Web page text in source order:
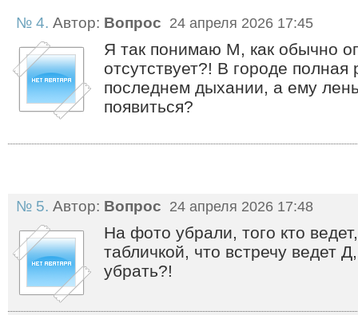
№ 4. Автор: Вопрос 24 апреля 2026 17:45
Я так понимаю М, как обычно
отсутствует?! В городе полная
последнем дыхании, а ему
появиться?
№ 5. Автор: Вопрос 24 апреля 2026 17:48
На фото убрали, того кто
табличкой, что встречу ведет
убрать?!